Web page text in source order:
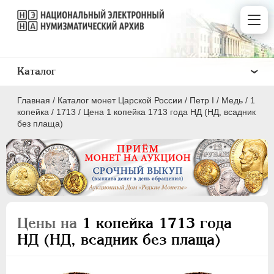
Главная / Каталог монет Царской России / Пeтр I / Медь / 1
копейка / 1713 / Цена 1 копейка 1713 года НД (НД, всадник
без плаща)
Цены на 1 копейка 1713 года
НД (НД, всадник без плаща)
Каталог
ПEТР I 1699 - 1725
Серебро
Медь